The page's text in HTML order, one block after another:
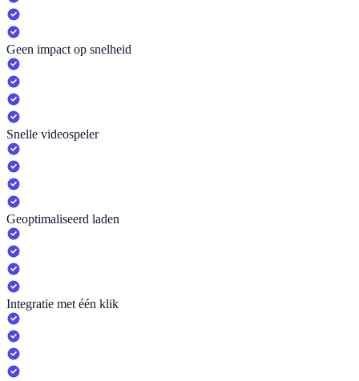
Geen impact op snelheid
Snelle videospeler
Geoptimaliseerd laden
Integratie met één klik